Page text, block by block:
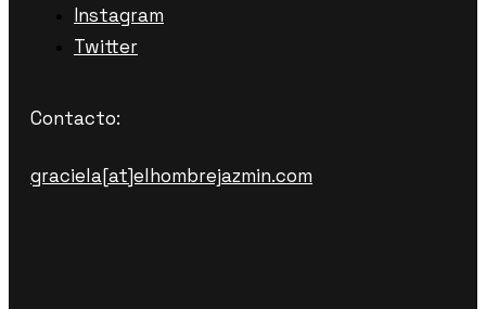
Instagram
Twitter
Contacto:
graciela[at]elhombrejazmin.com